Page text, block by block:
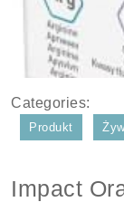
Categories:
Produkt
Impact